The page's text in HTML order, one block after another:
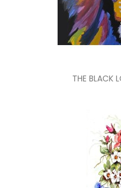
THE BLACK